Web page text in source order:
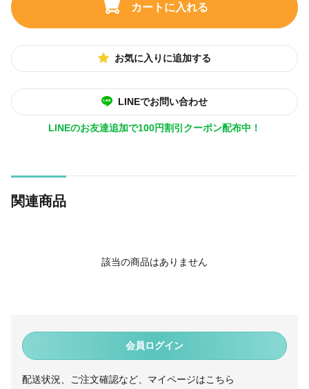
会員ログイン
配送状況、ご注文確認など、マイページはこちら
カートに入れる
お気に入りに追加する
LINEでお問い合わせ
LINEのお友達追加で100円割引クーポン配布中！
関連商品
該当の商品はありません